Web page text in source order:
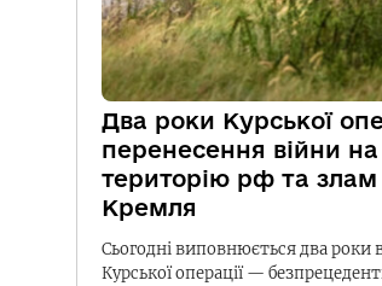
Два роки Курської
перенесення війни на
територію рф та злам
Кремля
Сьогодні виповнюється два роки
Курської операції —